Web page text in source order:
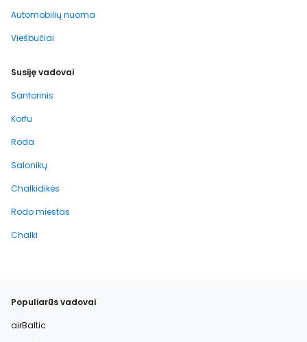
Automobilių nuoma
Viešbučiai
Susiję vadovai
Santorinis
Korfu
Roda
Salonikų
Chalkidikės
Rodo miestas
Chalki
Populiarūs vadovai
airBaltic